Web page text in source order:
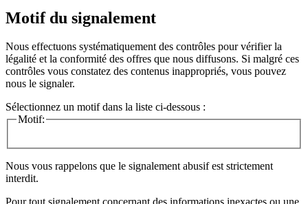
Motif du signalement
Nous effectuons systématiquement des contrôles pour vérifier la
légalité et la conformité des offres que nous diffusons. Si malgré ces
contrôles vous constatez des contenus inappropriés, vous pouvez
nous le signaler.
Sélectionnez un motif dans la liste ci-dessous :
Motif:
Nous vous rappelons que le signalement abusif est strictement
interdit.
Pour tout signalement concernant des informations inexactes ou une